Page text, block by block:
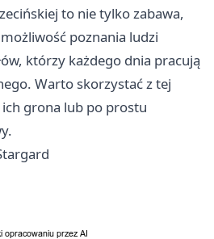
to nie tylko zabawa,
poznania ludzi
którzy każdego dnia pracują
Warto skorzystać z tej
ich grona lub po prostu